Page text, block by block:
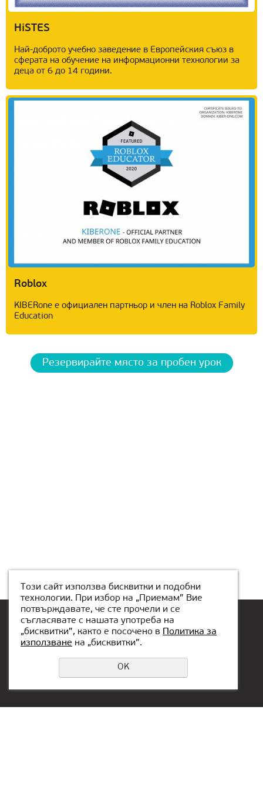
HiSTES
Най-доброто учебно заведение в Европейския съюз в
сферата на обучение на информационни технологии за
деца от 6 до 14 години.
Roblox
KIBERone е официален партньор и член на Roblox Family
Education
Резервирайте място за пробен урок
Резервирайте място
Този сайт използва бисквитки и подобни
технологии. При избор на „Приемам” Вие
потвърждавате, че сте прочели и се
съгласявате с нашата употреба на
„бисквитки”, както е посочено в
Политика за
използване на „бисквитки”.
OK